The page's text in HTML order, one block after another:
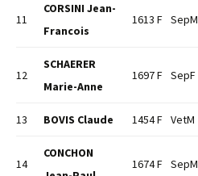
11
CORSINI Jean-
Francois
1613 F SepM
12
SCHAERER
Marie-Anne
1697 F SepF
13 BOVIS Claude 1454 F VetM
14
CONCHON
1674 F SepM